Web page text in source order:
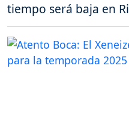
tiempo será baja en